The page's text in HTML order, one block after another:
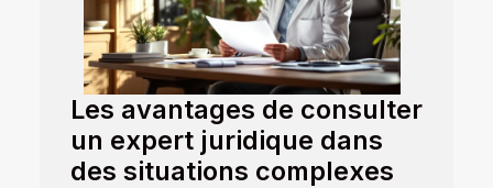
Les avantages de consulter
un expert juridique dans
des situations complexes